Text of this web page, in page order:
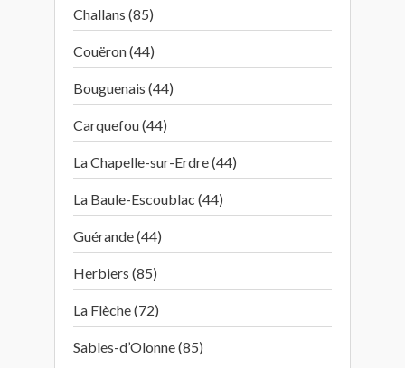
Challans (85)
Couëron (44)
Bouguenais (44)
Carquefou (44)
La Chapelle-sur-Erdre (44)
La Baule-Escoublac (44)
Guérande (44)
Herbiers (85)
La Flèche (72)
Sables-d’Olonne (85)